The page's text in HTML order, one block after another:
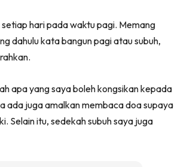
hari pada waktu pagi. Memang
dahulu kata bangun pagi atau subuh,
apa yang saya boleh kongsikan kepada
ada juga amalkan membaca doa supaya
Selain itu, sedekah subuh saya juga